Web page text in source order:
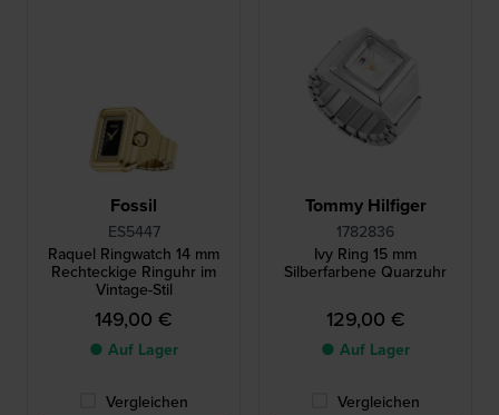
Fossil
ES5447
Raquel Ringwatch 14 mm
Rechteckige Ringuhr im
Vintage-Stil
149,00 €
● Auf Lager
Vergleichen
Tommy Hilfiger
1782836
Ivy Ring 15 mm
Silberfarbene Quarzuhr
129,00 €
● Auf Lager
Vergleichen